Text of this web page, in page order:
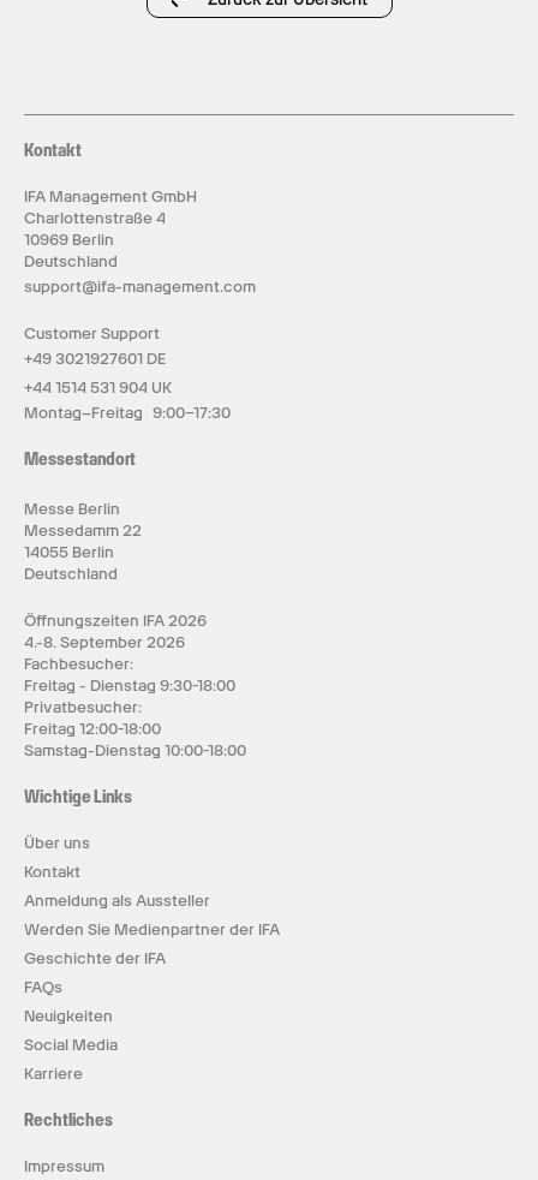
Kontakt
IFA Management GmbH
Charlottenstraße 4
10969 Berlin
Deutschland
support@ifa-management.com
Customer Support
+49 3021927601 DE
+44 1514 531 904 UK
Montag–Freitag 9:00–17:30
Messestandort
Messe Berlin
Messedamm 22
14055 Berlin
Deutschland
Öffnungszeiten IFA 2026
4.-8. September 2026
Fachbesucher:
Freitag - Dienstag 9:30-18:00
Privatbesucher:
Freitag 12:00-18:00
Samstag-Dienstag 10:00-18:00
Wichtige Links
Über uns
Kontakt
Anmeldung als Aussteller
Werden Sie Medienpartner der IFA
Geschichte der IFA
FAQs
Neuigkeiten
Social Media
Karriere
Rechtliches
Impressum